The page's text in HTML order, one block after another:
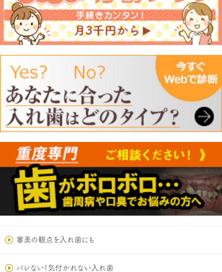
審美の観点を入れ歯にも
バレない！気付かれない入れ歯